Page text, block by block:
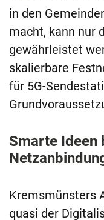
in den
macht, kann nur
gewährleistet
skalierbare
für 5G-
Smarte Ideen
Kremsmünsters
quasi der